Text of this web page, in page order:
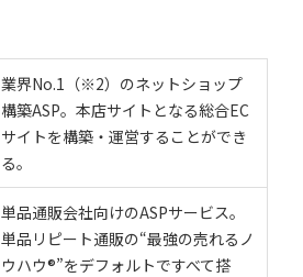
業界No.1（※2）のネットショップ
構築ASP。本店サイトとなる総合EC
サイトを構築・運営することができ
る。
単品通販会社向けのASPサービス。
単品リピート通販の“最強の売れるノ
ウハウ®”をデフォルトですべて搭